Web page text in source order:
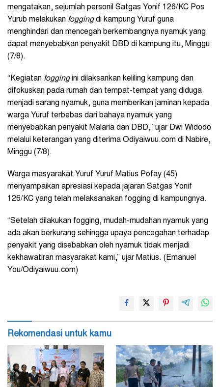
mengatakan, sejumlah personil Satgas Yonif 126/KC Pos
Yurub melakukan foggingdi kampung Yuruf guna
menghindari dan mencegah berkembangnya nyamuk yang
dapat menyebabkan penyakit DBD di kampung itu, Minggu
(7/8).
“Kegiatan foggingini dilaksankan keliling kampung dan
difokuskan pada rumah dan tempat-tempat yang diduga
menjadi sarang nyamuk, guna memberikan jaminan kepada
warga Yuruf terbebas dari bahaya nyamuk yang
menyebabkan penyakit Malaria dan DBD,” ujar Dwi Widodo
melalui keterangan yang diterima Odiyaiwuu.com di Nabire,
Minggu (7/8).
Warga masyarakat Yuruf Yuruf Matius Pofay (45)
menyampaikan apresiasi kepada jajaran Satgas Yonif
126/KC yang telah melaksanakan fogging di kampungnya.
“Setelah dilakukan fogging, mudah-mudahan nyamuk yang
ada akan berkurang sehingga upaya pencegahan terhadap
penyakit yang disebabkan oleh nyamuk tidak menjadi
kekhawatiran masyarakat kami,” ujar Matius. (Emanuel
You/Odiyaiwuu.com)
Rekomendasi untuk kamu